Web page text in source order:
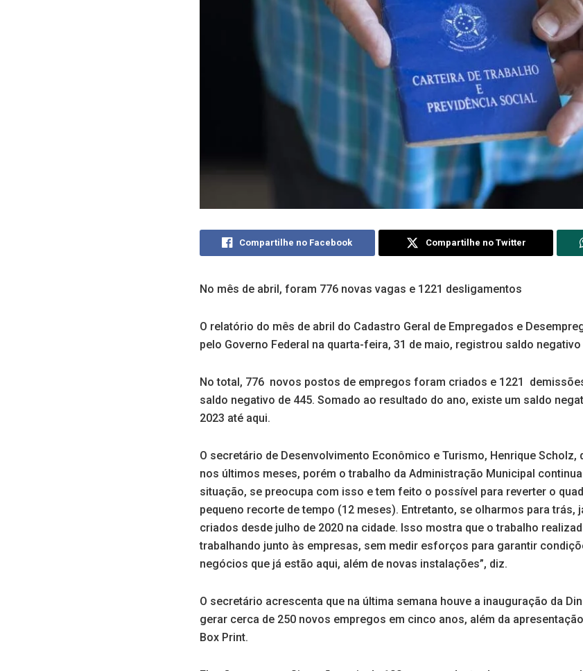
Compartilhe no Facebook Compartilhe no Twitter
No mês de abril, foram 776 novas vagas e 1221 desligamentos
O relatório do mês de abril do Cadastro Geral de Empregados e
pelo Governo Federal na quarta-feira, 31 de maio, registrou saldo
No total, 776 novos postos de empregos foram criados e 1221
saldo negativo de 445. Somado ao resultado do ano, existe um saldo
2023 até aqui.
O secretário de Desenvolvimento Econômico e Turismo, Henrique Scholz,
nos últimos meses, porém o trabalho da Administração Municipal
situação, se preocupa com isso e tem feito o possível para reverter o
pequeno recorte de tempo (12 meses). Entretanto, se olharmos para trás,
criados desde julho de 2020 na cidade. Isso mostra que o trabalho
trabalhando junto às empresas, sem medir esforços para garantir
negócios que já estão aqui, além de novas instalações”, diz.
O secretário acrescenta que na última semana houve a inauguração da
gerar cerca de 250 novos empregos em cinco anos, além da
Box Print.